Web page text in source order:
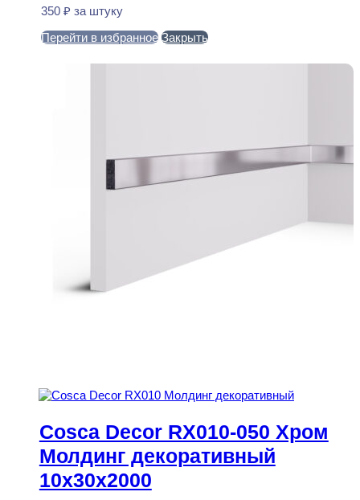
350 ₽ за штуку
Перейти в избранное Закрыть
Cosca Decor RX010-050 Хром
Молдинг декоративный
10x30x2000